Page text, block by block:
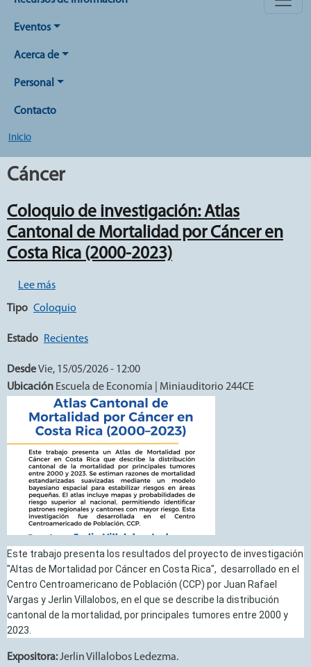
Eventos
Acerca de
Personal
Contacto
Inicio
Cáncer
Coloquio de investigación: Atlas
Cantonal de Mortalidad por Cáncer en
Costa Rica (2000-2023)
Lee mássobre Coloquio de investigación: Atlas Cantonal de
Tipo Coloquio
Estado Recientes
DesdeVie, 15/05/2026 - 12:00
Ubicación Escuela de Economía | Miniauditorio 244CE
Este trabajo presenta los resultados del proyecto de investigación
"Altas de Mortalidad por Cáncer en Costa Rica", desarrollado en el
Centro Centroamericano de Población (CCP) por Juan Rafael
Vargas y Jerlin Villalobos, en el que se describe la distribución
cantonal de la mortalidad, por principales tumores entre 2000 y
2023.
Expositora:Jerlin Villalobos Ledezma.